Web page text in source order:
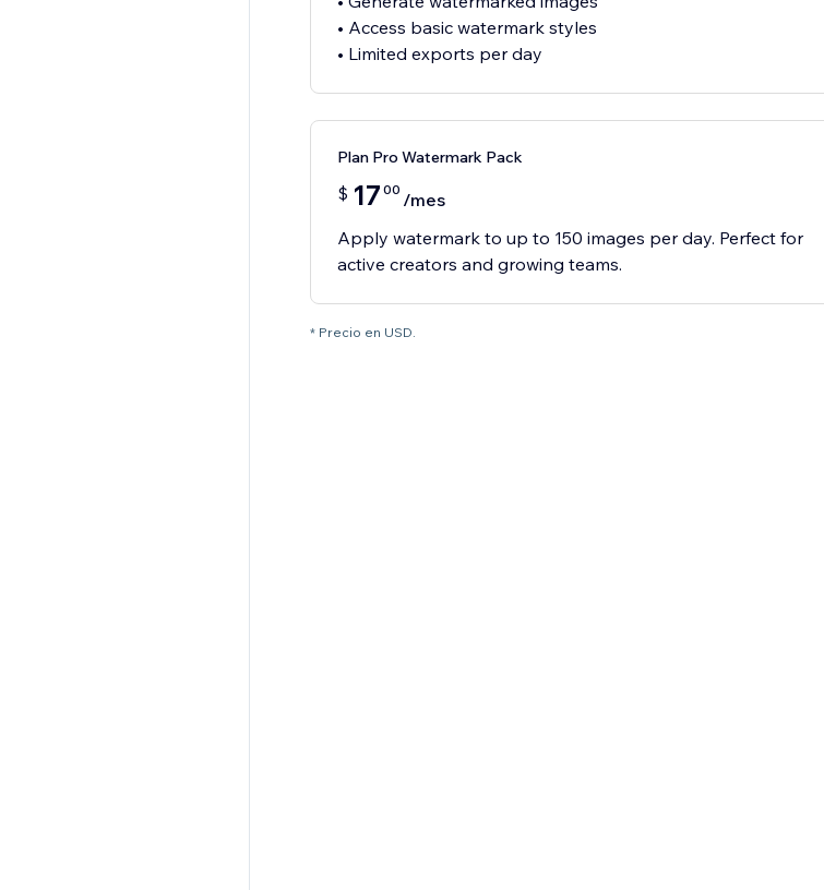
• Access basic watermark styles
Plan Pro Watermark Pack
$ 17 00 /mes
Apply watermark to up to 150 images per day. Perfect for
active creators and growing teams.
* Precio en USD.